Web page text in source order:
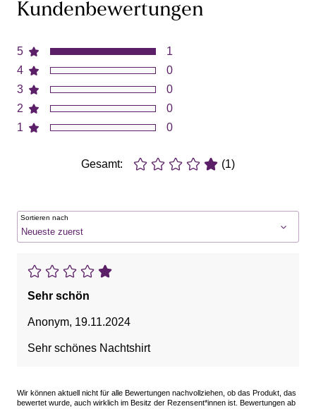
Kundenbewertungen
5
4
3
2
1
1
0
0
0
0
Gesamt: (1)
Sortieren nach
Sehr schön
Anonym, 19.11.2024
Sehr schönes Nachtshirt
Wir können aktuell nicht für alle Bewertungen nachvollziehen, ob das Produkt, das
bewertet wurde, auch wirklich im Besitz der Rezensent*innen ist. Bewertungen ab